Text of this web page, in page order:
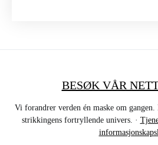
BESØK VÅR
Vi forandrer verden én maske om
strikkingens fortryllende univers. ·